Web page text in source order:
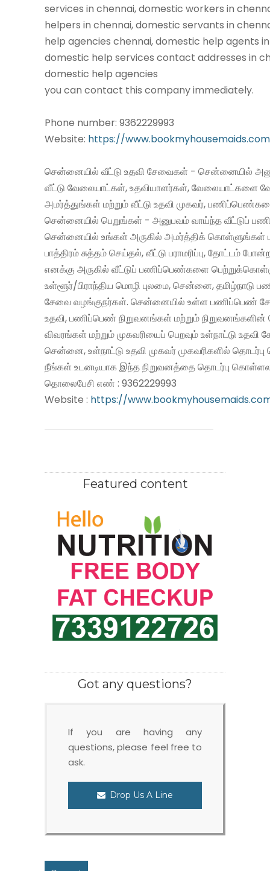
services in chennai, domestic workers in
helpers in chennai, domestic servants in
help agencies chennai, domestic help agents
domestic help services contact addresses in
domestic help agencies
you can contact this company immediately.
Phone number: 9362229993
Website: https://
சென்னையில் வீட்டு உதவி சேவைகள் - சென்னையில்
வீட்டு வேலையாட்கள், உதவியாளர்கள், வேலையாட்களை
அமர்த்துங்கள் மற்றும் வீட்டு உதவி முகவர்,
சென்னையில் பெறுங்கள் - அனுபவம் வாய்ந்த வீட்டுப்
சென்னையில் உங்கள் அருகில் அமர்த்திக் கொள்ளுங்கள்
பாத்திரம் சுத்தம் செய்தல், வீட்டு பராமரிப்பு, தோட்டம்
எனக்கு அருகில் வீட்டுப் பணிப்பெண்களை
உள்ளூர்/பிராந்திய மொழி புலமை, சென்னை, தமிழ்நாடு
சேவை வழங்குநர்கள். சென்னையில் உள்ள பணிப்பெண்
உதவி, பணிப்பெண் நிறுவனங்கள் மற்றும் நிறுவனங்களின்
விவரங்கள் மற்றும் முகவரியைப் பெறவும் உள்நாட்டு உதவி
சென்னை, உள்நாட்டு உதவி முகவர் முகவரிகளில்
நீங்கள் உடனடியாக இந்த நிறுவனத்தை தொடர்பு
தொலைபேசி எண் : 9362229993
Website : https://
Featured content
Got any questions?
If you are having any
questions, please feel free to
ask.
Drop Us A Line